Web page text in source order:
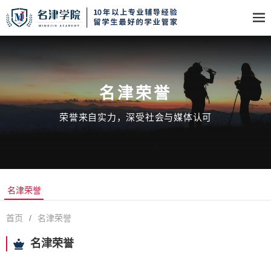
名津荣誉
荣誉来自实力，深受社会与媒体认可
名津荣誉
名津荣誉
首页 / 名津荣誉